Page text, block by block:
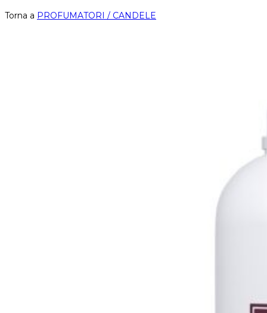
Torna a PROFUMATORI / CANDELE